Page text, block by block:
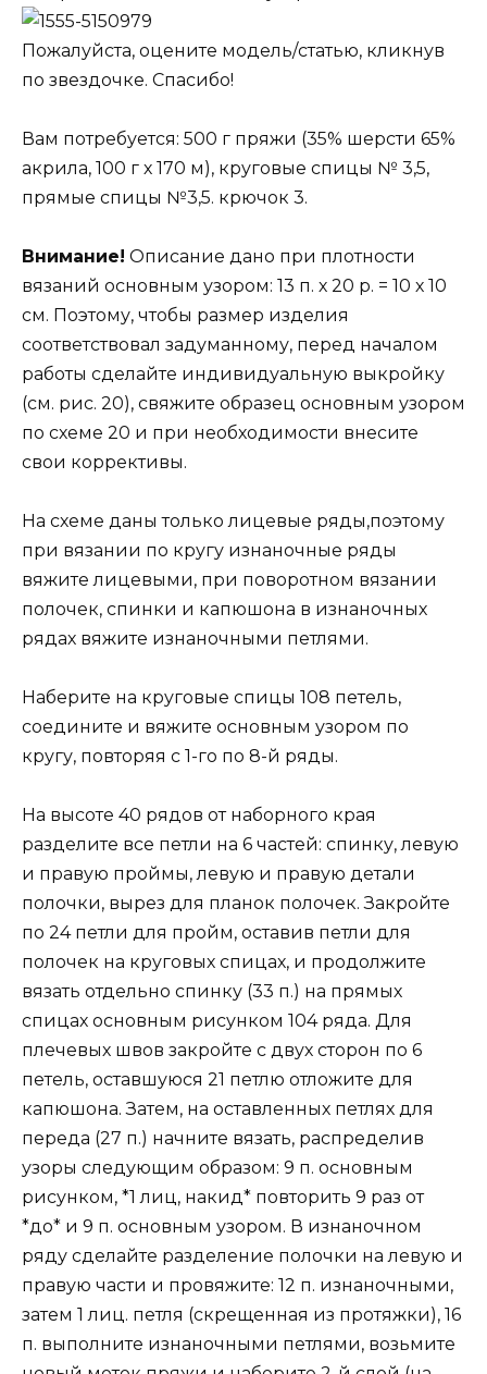
Пожалуйста, оцените модель/статью, кликнув
по звездочке. Спасибо!
Вам потребуется: 500 г пряжи (35% шерсти 65%
акрила, 100 г х 170 м), круговые спицы № 3,5,
прямые спицы №3,5. крючок 3.
Внимание! Описание дано при плотности
вязаний основным узором: 13 п. х 20 р. = 10 х 10
см. Поэтому, чтобы размер изделия
соответствовал задуманному, перед началом
работы сделайте индивидуальную выкройку
(см. рис. 20), свяжите образец основным узором
по схеме 20 и при необходимости внесите
свои коррективы.
На схеме даны только лицевые ряды,поэтому
при вязании по кругу изнаночные ряды
вяжите лицевыми, при поворотном вязании
полочек, спинки и капюшона в изнаночных
рядах вяжите изнаночными петлями.
Наберите на круговые спицы 108 петель,
соедините и вяжите основным узором по
кругу, повторяя с 1-го по 8-й ряды.
На высоте 40 рядов от наборного края
разделите все петли на 6 частей: спинку, левую
и правую проймы, левую и правую детали
полочки, вырез для планок полочек. Закройте
по 24 петли для пройм, оставив петли для
полочек на круговых спицах, и продолжите
вязать отдельно спинку (33 п.) на прямых
спицах основным рисунком 104 ряда. Для
плечевых швов закройте с двух сторон по 6
петель, оставшуюся 21 петлю отложите для
капюшона. Затем, на оставленных петлях для
переда (27 п.) начните вязать, распределив
узоры следующим образом: 9 п. основным
рисунком, *1 лиц, накид* повторить 9 раз от
*до* и 9 п. основным узором. В изнаночном
ряду сделайте разделение полочки на левую и
правую части и провяжите: 12 п. изнаночными,
затем 1 лиц. петля (скрещенная из протяжки), 16
п. выполните изнаночными петлями, возьмите